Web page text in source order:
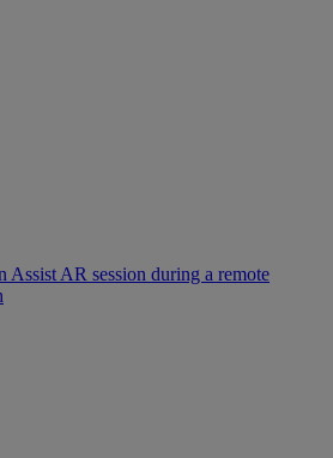
Assist AR session during a remote